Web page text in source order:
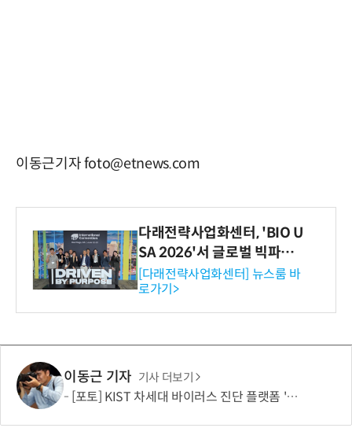
이동근기자 foto@etnews.com
다래전략사업화센터, 'BIO U
SA 2026'서 글로벌 빅파마
와의 비즈니스 미팅 지원…K
-바이오 해외 진출 교두보 확
보
[다래전략사업화센터] 뉴스룸 바
로가기>
이동근 기자 기사 더보기
[포토] KIST 차세대 바이러스 진단 플랫폼 '퓨전 어세이' 개발